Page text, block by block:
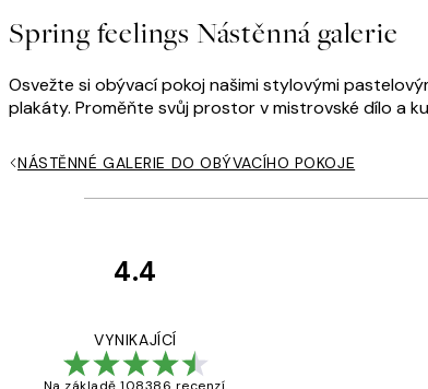
Spring feelings Nástěnná galerie
Osvežte si obývací pokoj našimi stylovými
plakáty. Proměňte svůj prostor v mistrovské dílo a
NÁSTĚNNÉ GALERIE DO OBÝVACÍHO POKOJE
4.4
VYNIKAJÍCÍ
Na základě 108386 recenzí.